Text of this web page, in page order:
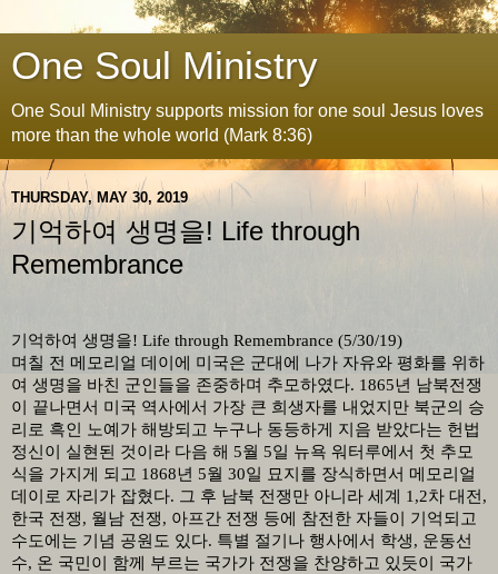
One Soul Ministry
One Soul Ministry supports mission for one soul Jesus loves
more than the whole world (Mark 8:36)
THURSDAY, MAY 30, 2019
기억하여 생명을! Life through
Remembrance
기억하여 생명을! Life through Remembrance (5/30/19)
며칠 전 메모리얼 데이에 미국은 군대에 나가 자유와 평화를 위하
여 생명을 바친 군인들을 존중하며 추모하였다. 1865년 남북전쟁
이 끝나면서 미국 역사에서 가장 큰 희생자를 내었지만 북군의 승
리로 흑인 노예가 해방되고 누구나 동등하게 지음 받았다는 헌법
정신이 실현된 것이라 다음 해 5월 5일 뉴욕 워터루에서 첫 추모
식을 가지게 되고 1868년 5월 30일 묘지를 장식하면서 메모리얼
데이로 자리가 잡혔다. 그 후 남북 전쟁만 아니라 세계 1,2차 대전 ,
한국 전쟁, 월남 전쟁, 아프간 전쟁 등에 참전한 자들이 기억되고
수도에는 기념 공원도 있다. 특별 절기나 행사에서 학생, 운동선
수, 온 국민이 함께 부르는 국가가 전쟁을 찬양하고 있듯이 국가